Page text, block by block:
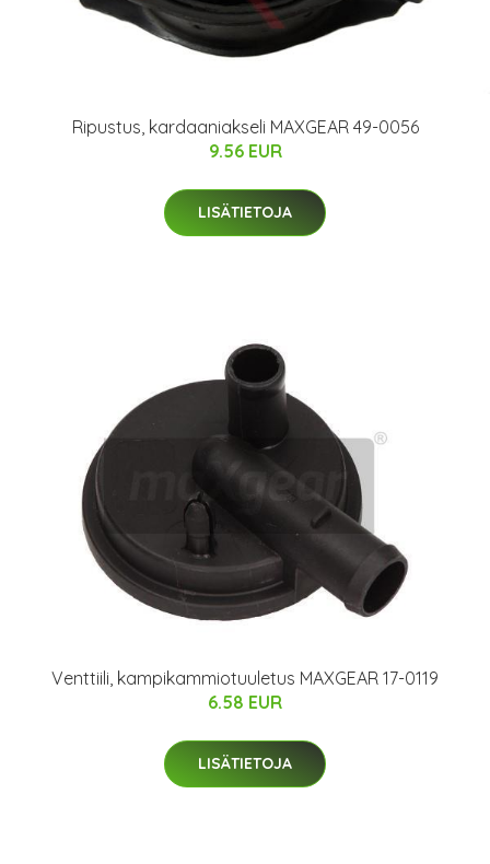
Ripustus, kardaaniakseli MAXGEAR 49-0056
9.56 EUR
LISÄTIETOJA
Venttiili, kampikammiotuuletus MAXGEAR 17-0119
6.58 EUR
LISÄTIETOJA